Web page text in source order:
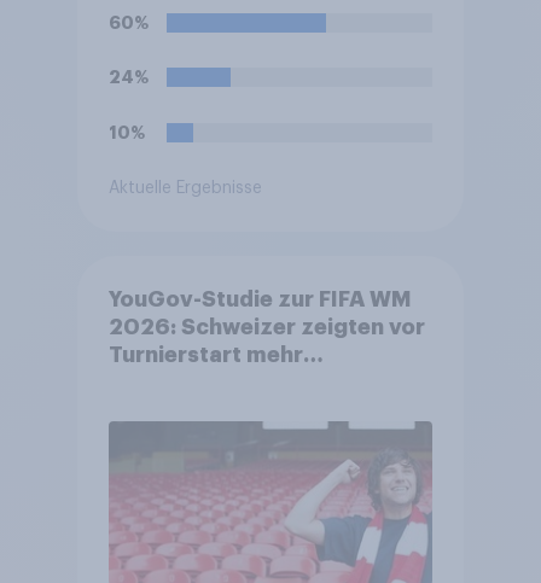
Elfenbeinküste. Was glauben
Sie, wie das Spiel ausgehen
wird?
60%
24%
10%
Aktuelle Ergebnisse
YouGov-Studie zur FIFA WM
2026: Schweizer zeigten vor
Turnierstart mehr